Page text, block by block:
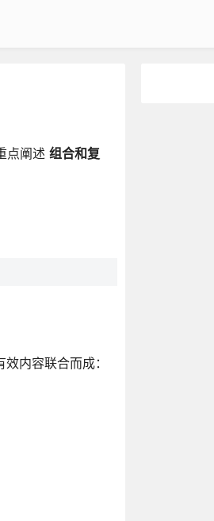
点阐述 组合和复
内容联合而成：